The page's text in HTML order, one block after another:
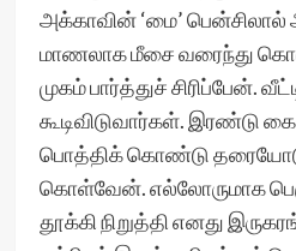
அக்காவின் ‘மை’
மாணலாக மீசை வரைந்து
முகம் பார்த்துச் சிரிப்பேன்.
கூடிவிடுவார்கள். இரண்டு
பொத்திக் கொண்டு தரையோடு
கொள்வேன். எல்லோருமாக
தூக்கி நிறுத்தி எனது